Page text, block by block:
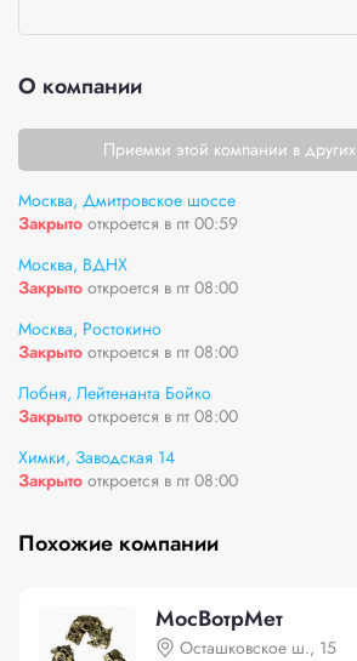
О компании
Приемки этой компании в
Москва, Дмитровское шоссе
Закрыто откроется в пт 00:59
Москва, ВДНХ
Закрыто откроется в пт 08:00
Москва, Ростокино
Закрыто откроется в пт 08:00
Лобня, Лейтенанта Бойко
Закрыто откроется в пт 08:00
Химки, Заводская 14
Закрыто откроется в пт 08:00
Похожие компании
МосВотрМет
Осташковское ш., 15